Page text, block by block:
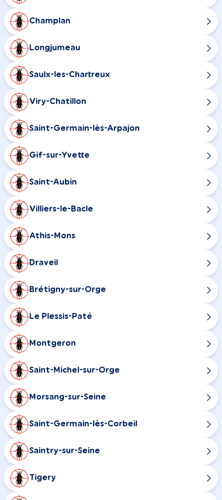
Champlan
Longjumeau
Saulx-les-Chartreux
Viry-Chatillon
Saint-Germain-lès-Arpajon
Gif-sur-Yvette
Saint-Aubin
Villiers-le-Bacle
Athis-Mons
Draveil
Brétigny-sur-Orge
Le Plessis-Paté
Montgeron
Saint-Michel-sur-Orge
Morsang-sur-Seine
Saint-Germain-lès-Corbeil
Saintry-sur-Seine
Tigery